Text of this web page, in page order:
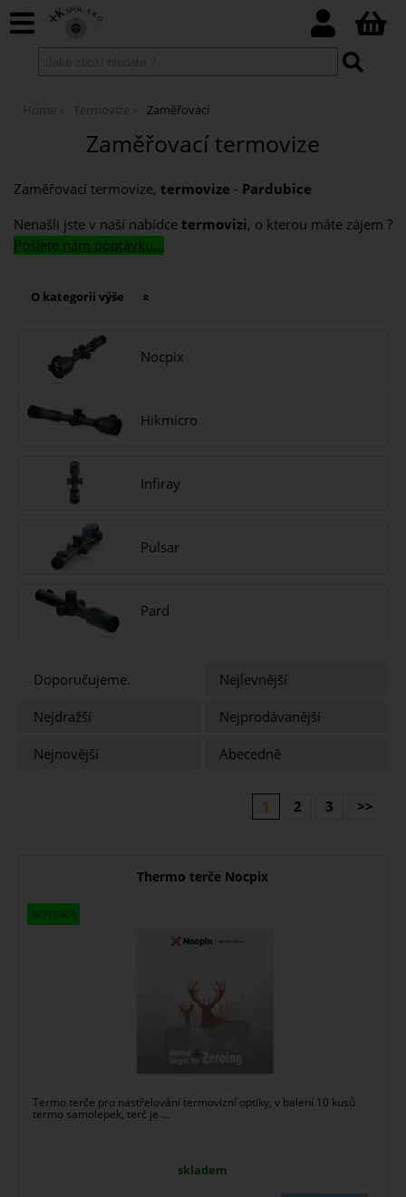
Home Termovize Zaměřovací
Zaměřovací termovize
Zaměřovací termovize, termovize - Pardubice
Nenašli jste v naší nabídce termovizi, o kterou máte zájem ?
Pošlete nám poptávku...
O kategorii výše
Nocpix
Hikmicro
Infiray
Pulsar
Pard
Doporučujeme.
Nejlevnější
Nejdražší
Nejprodávanější
Nejnovější
Abecedně
1 2 3 >>
Thermo terče Nocpix
Termo terče pro nastřelování termovizní optiky, v balení 10 kusů
termo samolepek, terč je ...
skladem